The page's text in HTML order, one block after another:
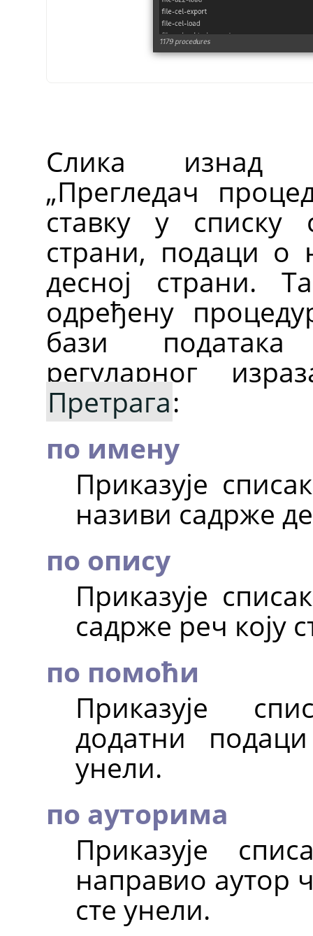
Слика изнад
„Прегледач
ставку у списку
страни, подаци о
десној страни.
одређену
бази
регуларног
Претрага:
по имену
Приказује
називи садрже
по опису
Приказује
садрже реч коју
по помоћи
Приказује
додатни
унели.
по ауторима
Приказује
направио аутор
сте унели.